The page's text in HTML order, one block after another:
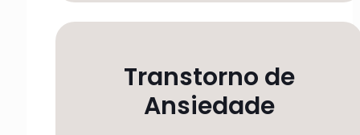
Transtorno de
Ansiedade